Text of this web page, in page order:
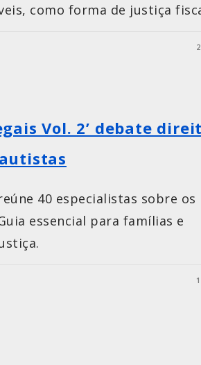
como forma de justiça
Vol. 2’ debate
40 especialistas sobre os
essencial para famílias e